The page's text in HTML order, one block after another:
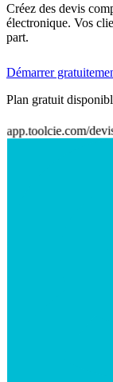
Créez des devis
électronique. Vos
part.
Démarrer
Plan gratuit
app.toolcie.com/